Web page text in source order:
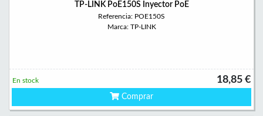
TP-LINK PoE150S Inyector PoE
Referencia: POE150S
Marca: TP-LINK
18,85 €
En stock
Comprar